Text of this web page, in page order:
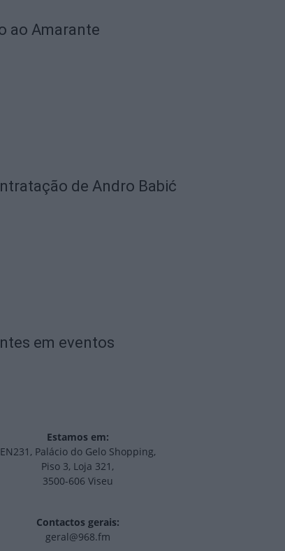
ao Amarante
de Andro Babić
em eventos
Estamos em:
EN231, Palácio do Gelo Shopping,
Piso 3, Loja 321,
3500-606 Viseu
Contactos gerais:
geral@968.fm